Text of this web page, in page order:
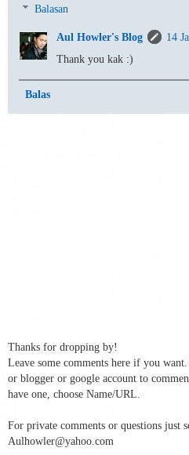
Balasan
Aul Howler's Blog
14
Thank you kak :)
Balas
Thanks for dropping by!
Leave some comments here if you
or blogger or google account to
have one, choose Name/URL.
For private comments or questions just
Aulhowler@yahoo.com